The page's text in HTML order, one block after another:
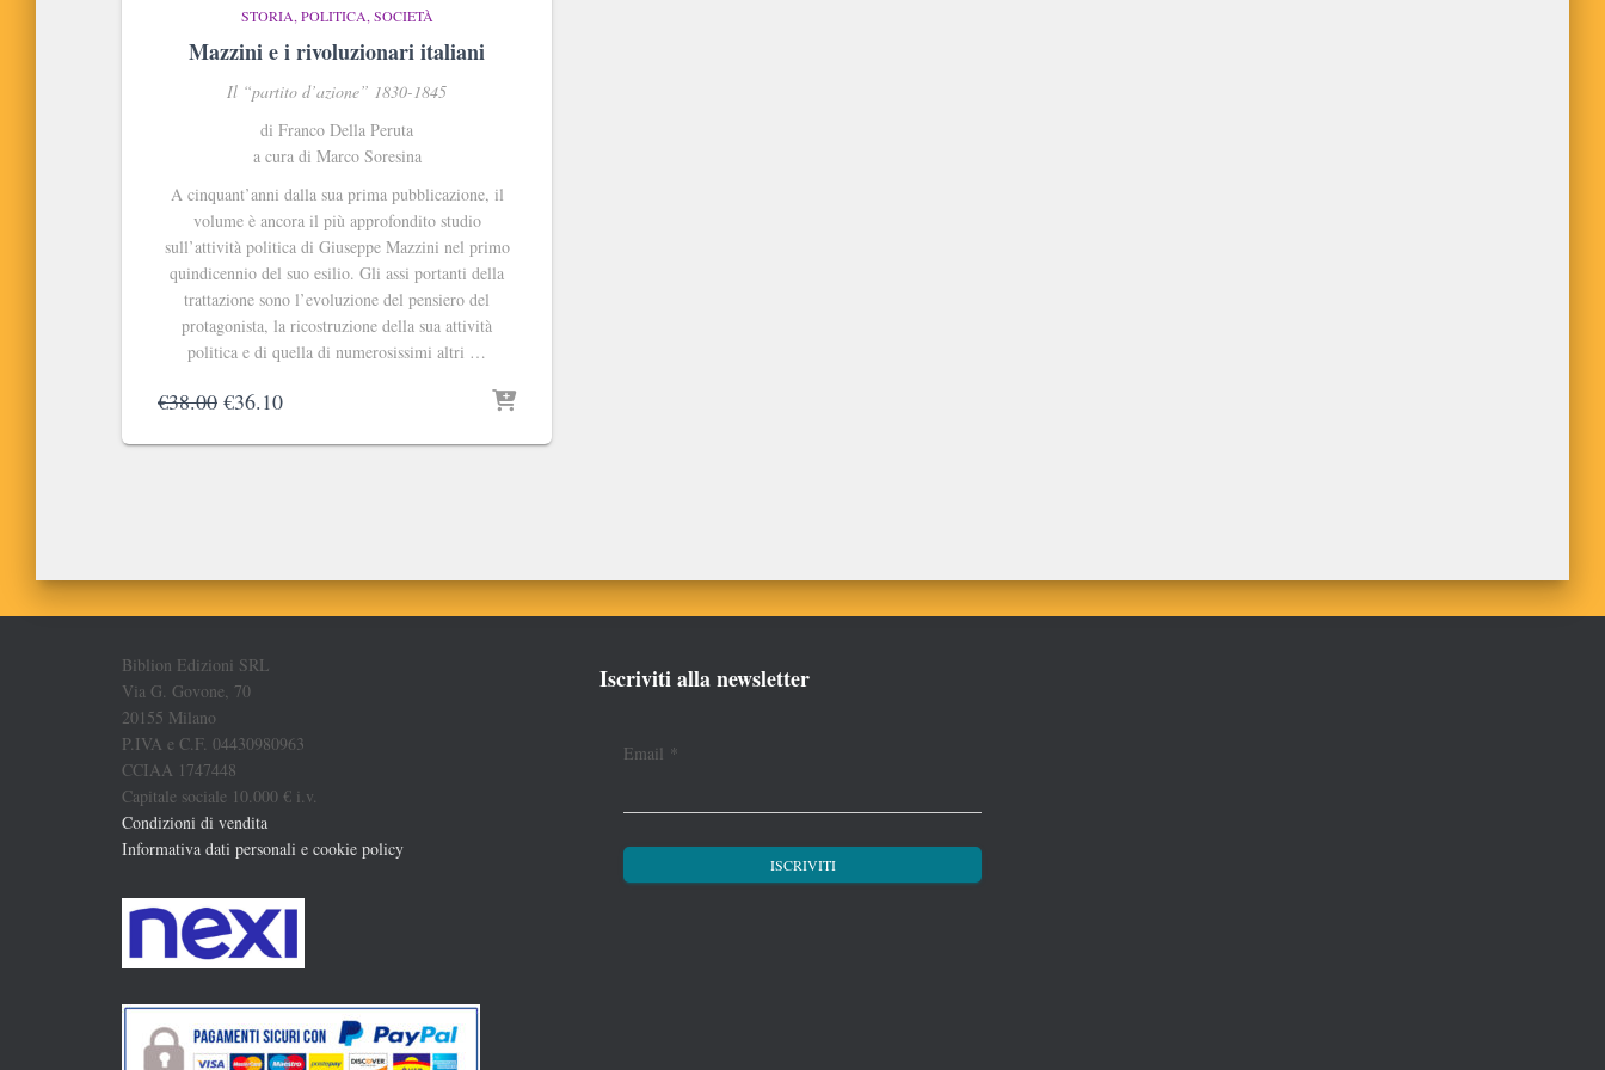
STORIA, POLITICA, SOCIETÀ
Mazzini e i rivoluzionari italiani
Il “partito d’azione” 1830-1845
di Franco Della Peruta
a cura di Marco Soresina
A cinquant’anni dalla sua prima pubblicazione, il
volume è ancora il più approfondito studio
sull’attività politica di Giuseppe Mazzini nel primo
quindicennio del suo esilio. Gli assi portanti della
trattazione sono l’evoluzione del pensiero del
protagonista, la ricostruzione della sua attività
politica e di quella di numerosissimi altri …
€38.00 Il
originale
€36.10Il
attuale
Biblion Edizioni SRL
Via G. Govone, 70
20155 Milano
P.IVA e C.F. 04430980963
CCIAA 1747448
Capitale sociale 10.000 € i.v.
Condizioni di vendita
Informativa dati personali e cookie policy
Iscriviti alla newsletter
Email *